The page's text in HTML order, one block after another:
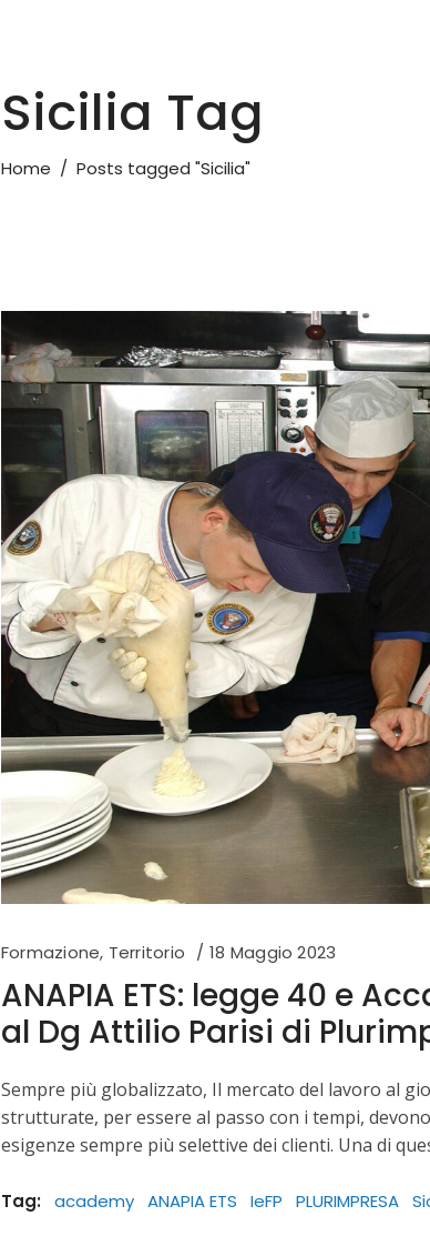
Sicilia Tag
Home / Posts tagged "Sicilia"
Formazione, Territorio 18 Maggio 2023
ANAPIA ETS: legge 40 e
al Dg Attilio Parisi di
Sempre più globalizzato, Il mercato del lavoro al
strutturate, per essere al passo con i tempi,
esigenze sempre più selettive dei clienti. Una di
Tag: academy ANAPIA ETS IeFP PLURIMPRESA